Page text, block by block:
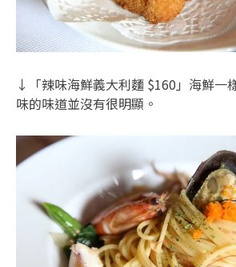
↓「辣味海鮮義大利麵 $160」海鮮一
味的味道並沒有很明顯。